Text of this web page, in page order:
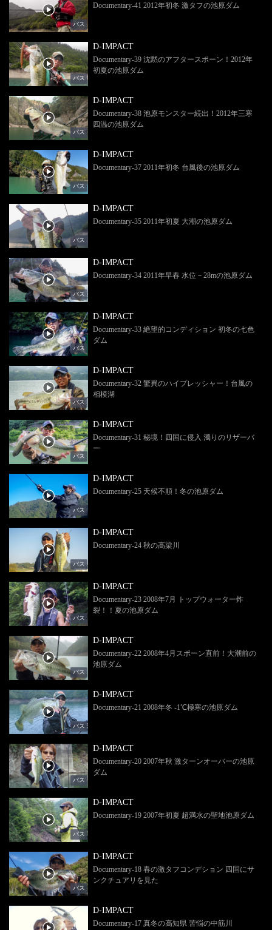
バス
Documentary-41 2012年初冬 激タフの池原ダム
バス
D-IMPACT
Documentary-39 沈黙のアフタースポーン！2012年
初夏の池原ダム
バス
D-IMPACT
Documentary-38 池原モンスター続出！2012年三寒
四温の池原ダム
バス
D-IMPACT
Documentary-37 2011年初冬 台風後の池原ダム
バス
D-IMPACT
Documentary-35 2011年初夏 大潮の池原ダム
バス
D-IMPACT
Documentary-34 2011年早春 水位－28mの池原ダム
バス
D-IMPACT
Documentary-33 絶望的コンディション 初冬の七色
ダム
バス
D-IMPACT
Documentary-32 驚異のハイプレッシャー！台風の
相模湖
バス
D-IMPACT
Documentary-31 秘境！四国に侵入 濁りのリザーバ
ー
バス
D-IMPACT
Documentary-25 天候不順！冬の池原ダム
バス
D-IMPACT
Documentary-24 秋の高梁川
バス
D-IMPACT
Documentary-23 2008年7月 トップウォーター炸
裂！！夏の池原ダム
バス
D-IMPACT
Documentary-22 2008年4月スポーン直前！大潮前の
池原ダム
バス
D-IMPACT
Documentary-21 2008年冬 -1℃極寒の池原ダム
バス
D-IMPACT
Documentary-20 2007年秋 激ターンオーバーの池原
ダム
バス
D-IMPACT
Documentary-19 2007年初夏 超満水の聖地池原ダム
バス
D-IMPACT
Documentary-18 春の激タフコンデション 四国にサ
ンクチュアリを見た
D-IMPACT
Documentary-17 真冬の高知県 苦悩の中筋川